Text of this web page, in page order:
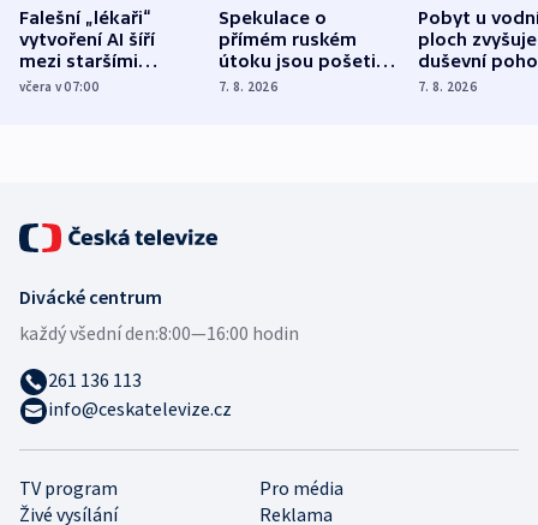
Falešní „lékaři“
vytvoření AI šíří
mezi staršími
Poláky nebezpečné
včera v 07:00
Spekulace o
přímém ruském
útoku jsou pošetilé,
míní estonský
7. 8. 2026
Pobyt u
ploch zvyšuje
duševní
ukázala
7. 8. 2026
TV program
Pro média
Živé vysílání
Reklama
Divácké centrum
každý všední den:8:00—16:00 hodin
261 136 113
info@ceskatelevize.cz